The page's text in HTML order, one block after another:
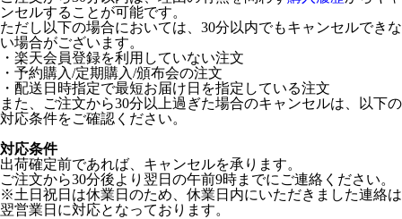
ンセルすることが可能です。
ただし以下の場合においては、30分以内でもキャンセルできな
い場合がございます。
・楽天会員登録を利用していない注文
・予約購入/定期購入/頒布会の注文
・配送日時指定で最短お届け日を指定している注文
また、ご注文から30分以上過ぎた場合のキャンセルは、以下の
対応条件をご確認ください。
対応条件
出荷確定前であれば、キャンセルを承ります。
ご注文から30分後より翌日の午前9時までにご連絡ください。
※土日祝日は休業日のため、休業日内にいただきました連絡は
翌営業日に対応となっております。